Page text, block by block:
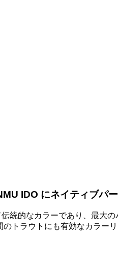
IDO にネイティブパ
統的なカラーであり、最大の
トラウトにも有効なカラーリ